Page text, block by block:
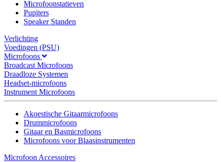
Microfoonstatieven
Pupiters
Speaker Standen
Verlichting
Voedingen (PSU)
Microfoons
Broadcast Microfoons
Draadloze Systemen
Headset-microfoons
Instrument Microfoons
Akoestische Gitaarmicrofoons
Drummicrofoons
Gitaar en Basmicrofoons
Microfoons voor Blaasinstrumenten
Microfoon Accessoires